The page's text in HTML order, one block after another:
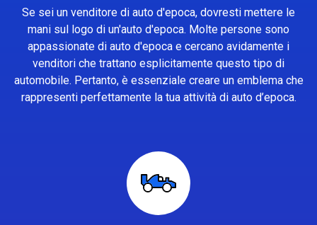
Se sei un venditore di auto d'epoca, dovresti mettere le
mani sul logo di un'auto d'epoca. Molte persone sono
appassionate di auto d'epoca e cercano avidamente i
venditori che trattano esplicitamente questo tipo di
automobile. Pertanto, è essenziale creare un emblema che
rappresenti perfettamente la tua attività di auto d’epoca.